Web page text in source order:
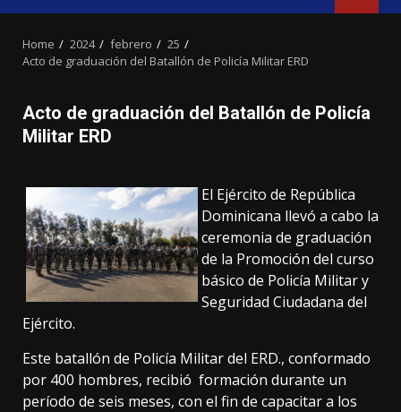
Home 2024 febrero
25
Acto de graduación del Batallón de Policía Militar ERD
Acto de graduación del Batallón de Policía
Militar ERD
El Ejército de República
Dominicana llevó a cabo la
ceremonia de graduación
de la Promoción del curso
básico de Policía Militar y
Seguridad Ciudadana del
Ejército.
Este batallón de Policía Militar del ERD., conformado
por 400 hombres, recibió formación durante un
período de seis meses, con el fin de capacitar a los